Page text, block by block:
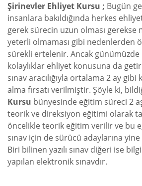
Şirinevler Ehliyet Kursu ; Bugün
insanlara bakıldığında herkes
gerek sürecin uzun olması
yeterli olmaması gibi nedenlerden
sürekli ertelenir. Ancak
kolaylıklar ehliyet konusuna da
sınav aracılığıyla ortalama 2 ay
alma fırsatı verilmiştir. Şöyle ki,
Kursu bünyesinde eğitim süreci 2
teorik ve direksiyon eğitimi olarak
öncelikle teorik eğitim verilir ve bu
sınav için de sürücü adaylarına yine
Biri bilinen yazılı sınav diğeri ise
yapılan elektronik sınavdır.